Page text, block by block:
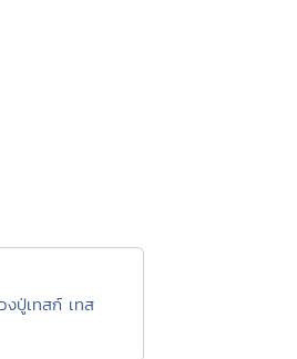
ปู่เทสก์ เทส